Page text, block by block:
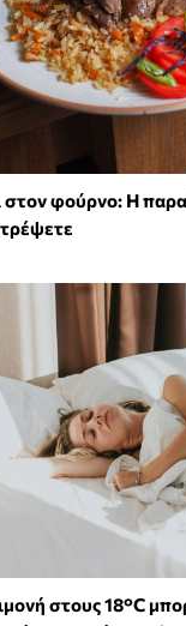
στον φούρνο: Η
στους 18°C